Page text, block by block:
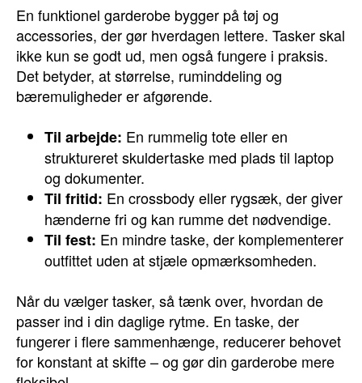
En funktionel garderobe bygger på tøj og
accessories, der gør hverdagen lettere. Tasker skal
ikke kun se godt ud, men også fungere i praksis.
Det betyder, at størrelse, ruminddeling og
bæremuligheder er afgørende.
Til arbejde: En rummelig tote eller en
struktureret skuldertaske med plads til laptop
og dokumenter.
Til fritid: En crossbody eller rygsæk, der giver
hænderne fri og kan rumme det nødvendige.
Til fest: En mindre taske, der komplementerer
outfittet uden at stjæle opmærksomheden.
Når du vælger tasker, så tænk over, hvordan de
passer ind i din daglige rytme. En taske, der
fungerer i flere sammenhænge, reducerer behovet
for konstant at skifte – og gør din garderobe mere